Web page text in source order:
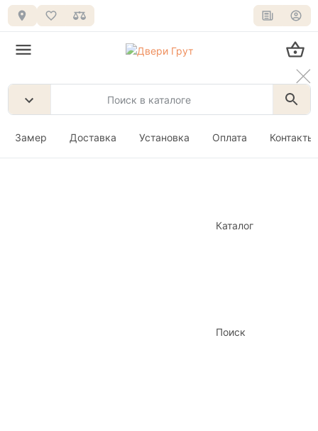
Замер Доставка Установка Оплата Контакты
Каталог
Поиск